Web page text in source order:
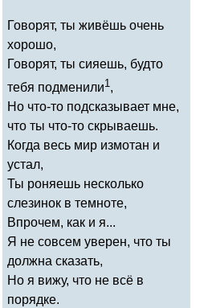
Говорят, ты живёшь очень
хорошо,
Говорят, ты сияешь, будто
тебя подменили1 ,
Но что-то подсказывает мне,
что ты что-то скрываешь.
Когда весь мир измотан и
устал,
Ты роняешь несколько
слезинок в темноте,
Впрочем, как и я...
Я не совсем уверен, что ты
должна сказать,
Но я вижу, что не всё в
порядке.